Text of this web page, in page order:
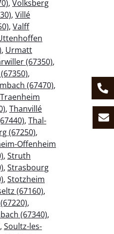
, Volksberg
, Villé
, Valff
, Urmatt
(67350),
,
(67470),
Traenheim
, Thanvillé
, Thal-
(67250),
Offenheim
, Struth
, Strasbourg
, Stotzheim
(67160),
,
(67340),
, Soultz-les-